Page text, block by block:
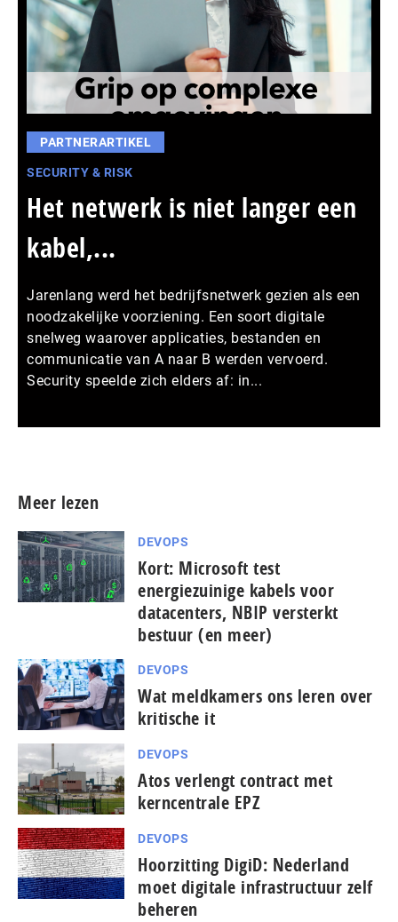
PARTNERARTIKEL
SECURITY & RISK
Het netwerk is niet langer een
kabel,...
Jarenlang werd het bedrijfsnetwerk gezien als een
noodzakelijke voorziening. Een soort digitale
snelweg waarover applicaties, bestanden en
communicatie van A naar B werden vervoerd.
Security speelde zich elders af: in...
Meer lezen
DEVOPS
Kort: Microsoft test
energiezuinige kabels voor
datacenters, NBIP versterkt
bestuur (en meer)
DEVOPS
Wat meldkamers ons leren over
kritische it
DEVOPS
Atos verlengt contract met
kerncentrale EPZ
DEVOPS
Hoorzitting DigiD: Nederland
moet digitale infrastructuur zelf
beheren